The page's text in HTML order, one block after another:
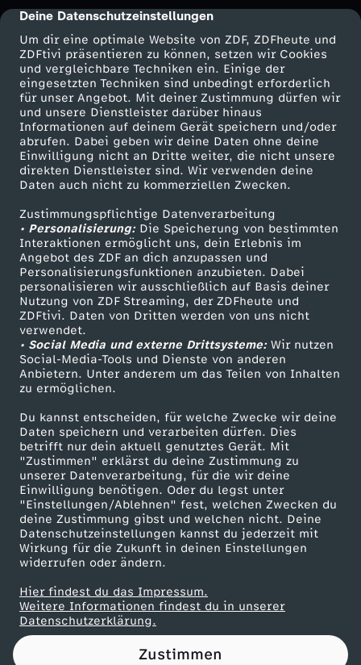
cmp-dialog-description
Deine Datenschutzeinstellungen
Um dir eine optimale Website von ZDF, ZDFheute und
ZDFtivi präsentieren zu können, setzen wir Cookies
und vergleichbare Techniken ein. Einige der
eingesetzten Techniken sind unbedingt erforderlich
für unser Angebot. Mit deiner Zustimmung dürfen wir
und unsere Dienstleister darüber hinaus
Informationen auf deinem Gerät speichern und/oder
abrufen. Dabei geben wir deine Daten ohne deine
Einwilligung nicht an Dritte weiter, die nicht unsere
direkten Dienstleister sind. Wir verwenden deine
Daten auch nicht zu kommerziellen Zwecken.
Zustimmungspflichtige Datenverarbeitung
• Personalisierung:Die Speicherung von bestimmten
Interaktionen ermöglicht uns, dein Erlebnis im
Angebot des ZDF an dich anzupassen und
Personalisierungsfunktionen anzubieten. Dabei
personalisieren wir ausschließlich auf Basis deiner
Nutzung von ZDF Streaming, der ZDFheute und
ZDFtivi. Daten von Dritten werden von uns nicht
verwendet.
• Social Media und externe Drittsysteme:Wir nutzen
Social-Media-Tools und Dienste von anderen
Anbietern. Unter anderem um das Teilen von Inhalten
zu ermöglichen.
Du kannst entscheiden, für welche Zwecke wir deine
Daten speichern und verarbeiten dürfen. Dies
betrifft nur dein aktuell genutztes Gerät. Mit
"Zustimmen" erklärst du deine Zustimmung zu
unserer Datenverarbeitung, für die wir deine
Einwilligung benötigen. Oder du legst unter
"Einstellungen/Ablehnen" fest, welchen Zwecken du
deine Zustimmung gibst und welchen nicht. Deine
Datenschutzeinstellungen kannst du jederzeit mit
Wirkung für die Zukunft in deinen Einstellungen
widerrufen oder ändern.
Hier findest du das Impressum.
Weitere Informationen findest du in unserer
Datenschutzerklärung.
Zustimmen
-
D
u
m
u
s
s
t
p
o
l
i
t
i
s
c
h
Mehr ZDF
ZDF-Apps
Smart TV
ZDFtext
Livestreams
Sendungen A-Z
TV-Programm
Service
ZDFmitreden
Kontakt zum ZDF
Tickets
Zuschauerservice
Hilfe
ZDF Unternehmen
Karriere
ZDF goes Schule
Werbefernsehen
Mainzelmännchen
Partner